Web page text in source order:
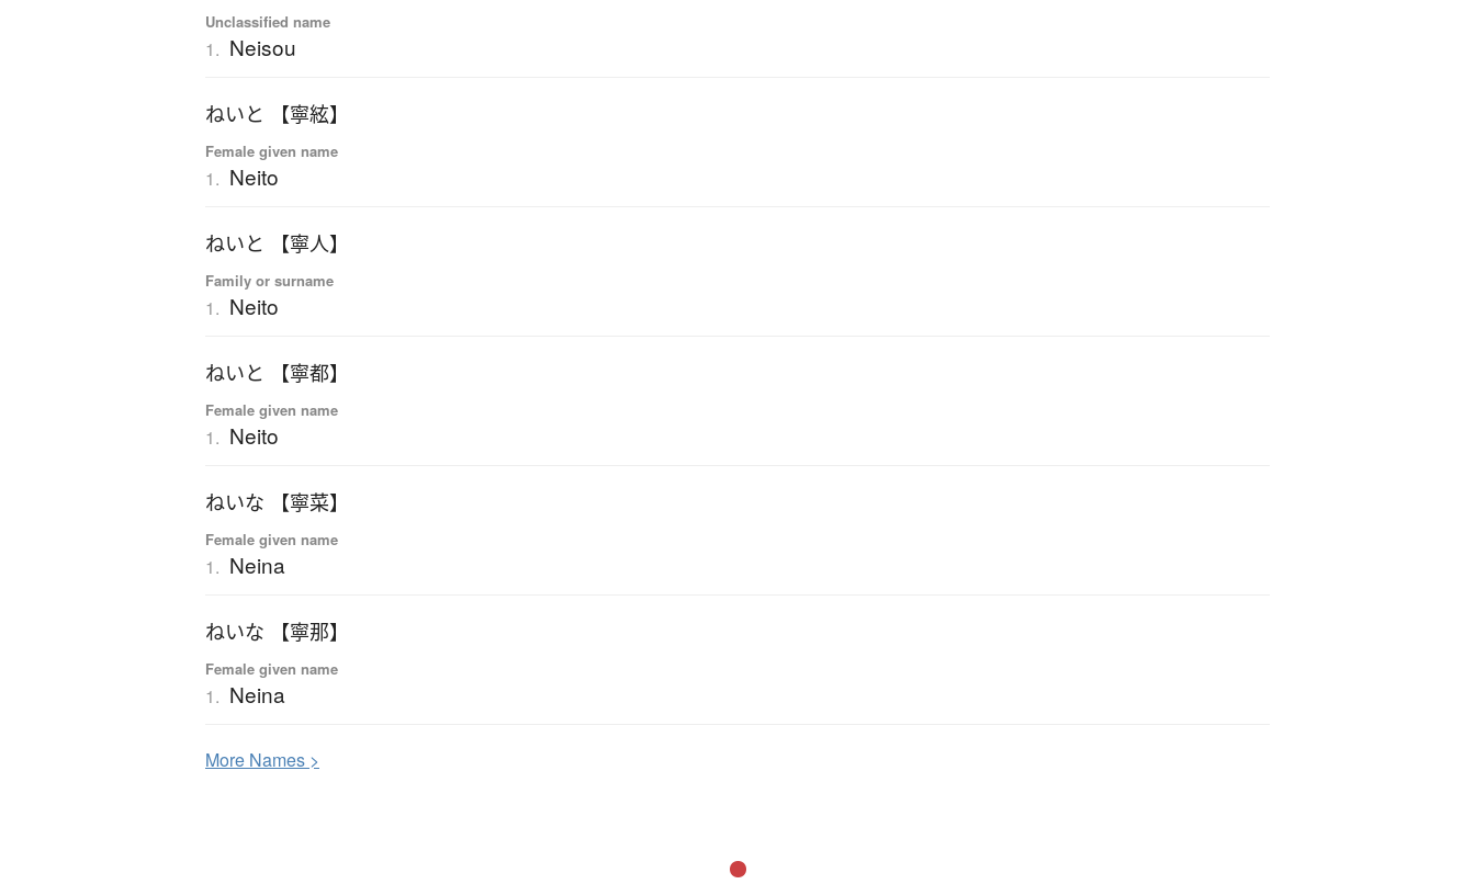
Unclassified name
1. Neisou
ねいと 【寧絃】
Female given name
1. Neito
ねいと 【寧人】
Family or surname
1. Neito
ねいと 【寧都】
Female given name
1. Neito
ねいな 【寧菜】
Female given name
1. Neina
ねいな 【寧那】
Female given name
1. Neina
More Names >